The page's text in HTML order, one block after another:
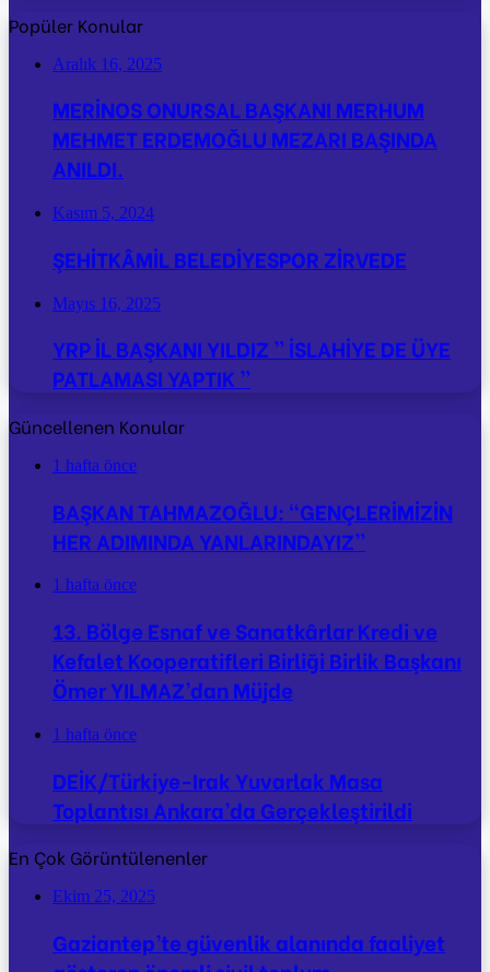
Popüler Konular
Aralık 16, 2025
MERİNOS ONURSAL BAŞKANI MERHUM
MEHMET ERDEMOĞLU MEZARI BAŞINDA
ANILDI.
Kasım 5, 2024
ŞEHİTKÂMİL BELEDİYESPOR ZİRVEDE
Mayıs 16, 2025
YRP İL BAŞKANI YILDIZ ” İSLAHİYE DE ÜYE
PATLAMASI YAPTIK ”
Güncellenen Konular
1 hafta önce
BAŞKAN TAHMAZOĞLU: “GENÇLERİMİZİN
HER ADIMINDA YANLARINDAYIZ”
1 hafta önce
13. Bölge Esnaf ve Sanatkârlar Kredi ve
Kefalet Kooperatifleri Birliği Birlik Başkanı
Ömer YILMAZ’dan Müjde
1 hafta önce
DEİK/Türkiye-Irak Yuvarlak Masa
Toplantısı Ankara’da Gerçekleştirildi
En Çok Görüntülenenler
Ekim 25, 2025
Gaziantep’te güvenlik alanında faaliyet